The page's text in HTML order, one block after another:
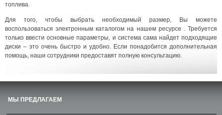
топлива.
Для того, чтобы выбрать необходимый размер, Вы можете
воспользоваться электронным каталогом на нашем ресурсе . Требуется
только ввести основные параметры, и система сама найдет подходящие
диски – это очень быстро и удобно. Если понадобится дополнительная
помощь, наши сотрудники предоставят полную консультацию.
МЫ ПРЕДЛАГАЕМ